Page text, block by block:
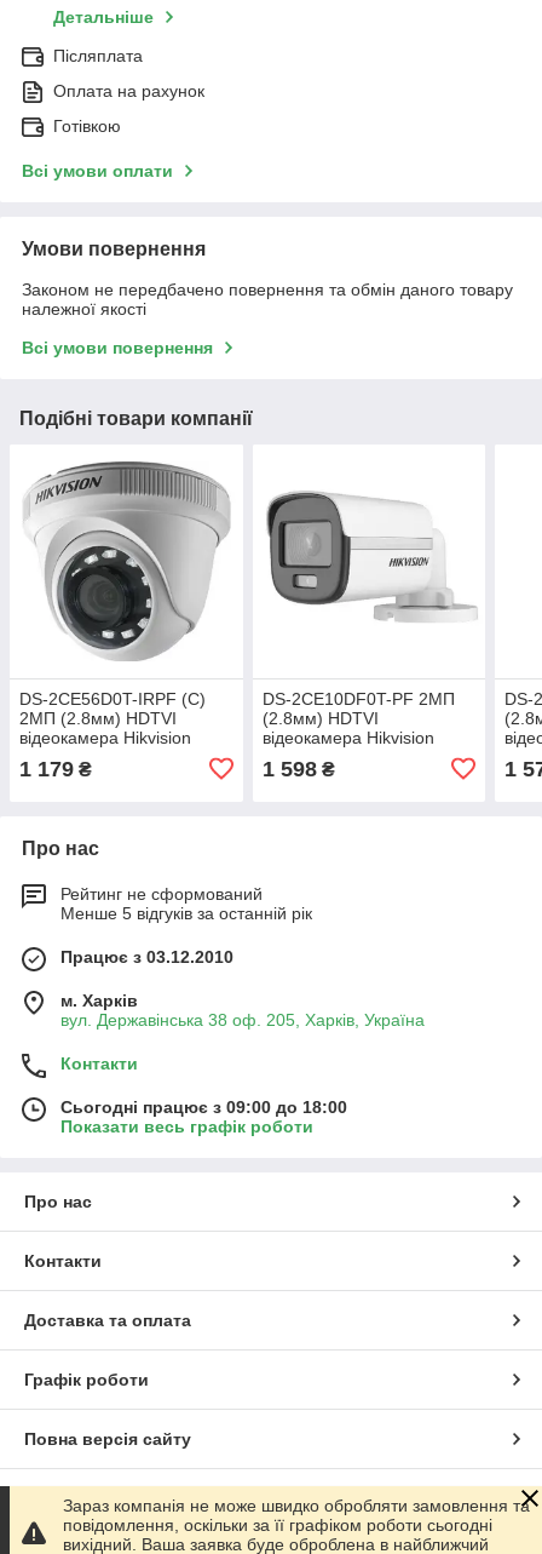
Детальніше
Післяплата
Оплата на рахунок
Готівкою
Всі умови оплати
Умови повернення
Законом не передбачено повернення та обмін даного товару
належної якості
Всі умови повернення
Подібні товари компанії
DS-2CE56D0T-IRPF (C)
2МП (2.8мм) HDTVI
відеокамера Hikvision
1 179 ₴
DS-2CE10DF0T-PF 2МП
(2.8мм) HDTVI
відеокамера Hikvision
1 598₴
DS-
1
Про нас
Рейтинг не сформований
Менше 5 відгуків за останній рік
Працює з 03.12.2010
м. Харків
вул. Державінська 38 оф. 205, Харків, Україна
Контакти
Сьогодні працює з 09:00 до 18:00
Показати весь графік роботи
Про нас
Контакти
Доставка та оплата
Графік роботи
Повна версія сайту
Сайт створено на маркетплейсі Prom.ua
Зараз компанія не може швидко обробляти замовлення та
повідомлення, оскільки за її графіком роботи сьогодні
вихідний. Ваша заявка буде оброблена в найближчий